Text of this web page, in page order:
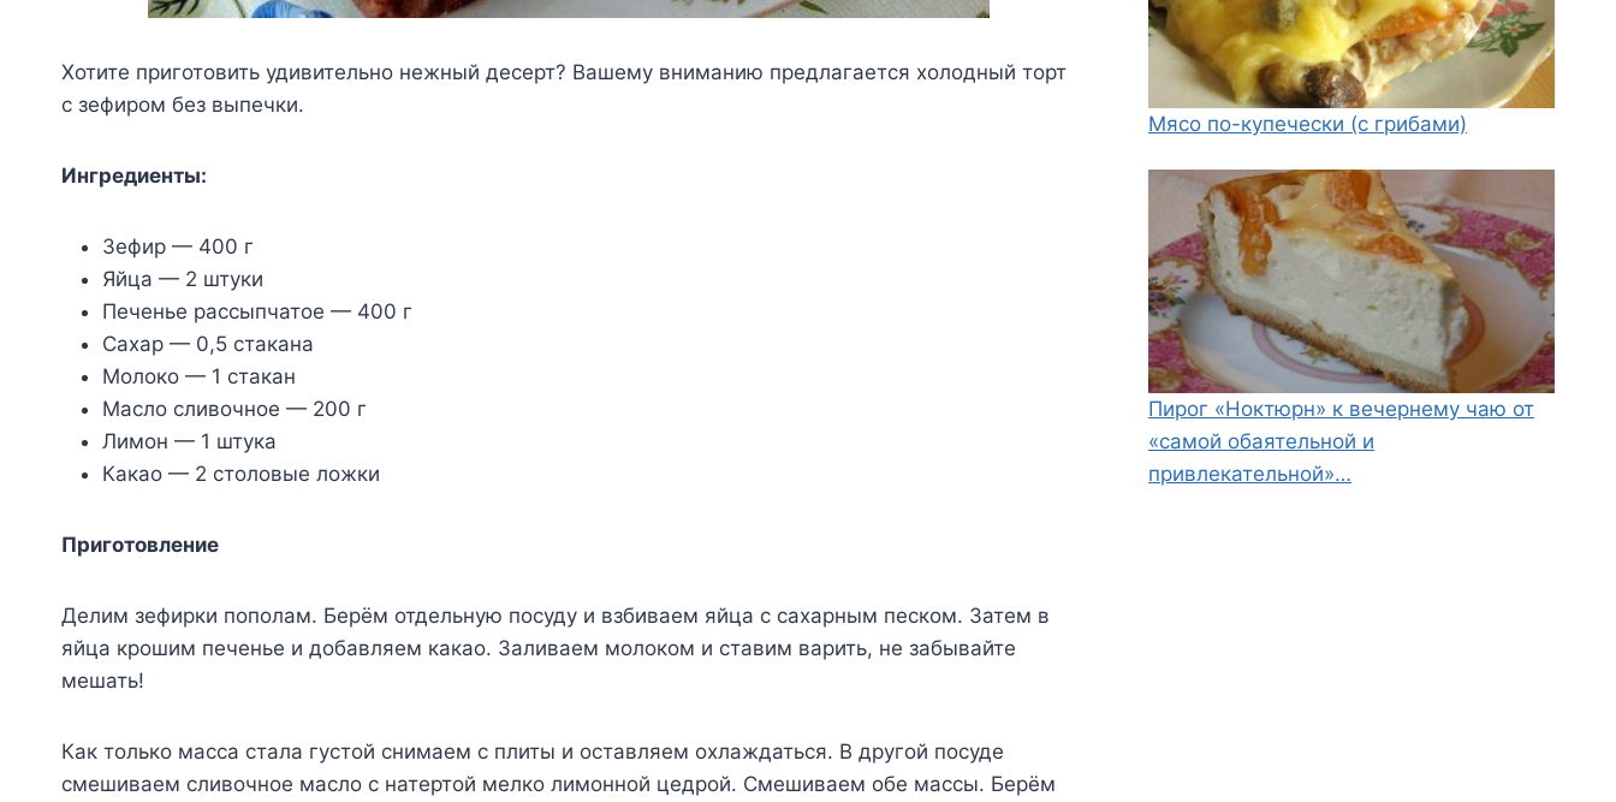
Хотите приготовить удивительно нежный десерт? Вашему вниманию предлагается холодный торт
с зефиром без выпечки.
Ингредиенты:
Зефир — 400 г
Яйца — 2 штуки
Печенье рассыпчатое — 400 г
Сахар — 0,5 стакана
Молоко — 1 стакан
Масло сливочное — 200 г
Лимон — 1 штука
Какао — 2 столовые ложки
Приготовление
Делим зефирки пополам. Берём отдельную посуду и взбиваем яйца с сахарным песком. Затем в
яйца крошим печенье и добавляем какао. Заливаем молоком и ставим варить, не забывайте
мешать!
Как только масса стала густой снимаем с плиты и оставляем охлаждаться. В другой посуде
смешиваем сливочное масло с натертой мелко лимонной цедрой. Смешиваем обе массы. Берём
Мясо по-купечески (с грибами)
Пирог «Ноктюрн» к вечернему чаю от
«самой обаятельной и
привлекательной»…